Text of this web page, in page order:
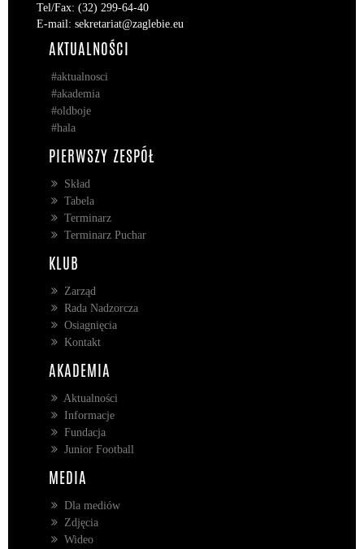
Tel/Fax: (32) 299-64-40
E-mail: sekretariat@zaglebie.eu
AKTUALNOŚCI
#aktualnosci
#akademia
#oldboje
#hala
PIERWSZY ZESPÓŁ
Skład
Tabela
Terminarz
Terminarz Puchar
KLUB
Zarząd
Rada Nadzorcza
Osiagnięcia
Kontakt
AKADEMIA
Aktualności
Informacje
Fundacja
Junior Football
MEDIA
Dla mediów
Zdjęcia
Wideo